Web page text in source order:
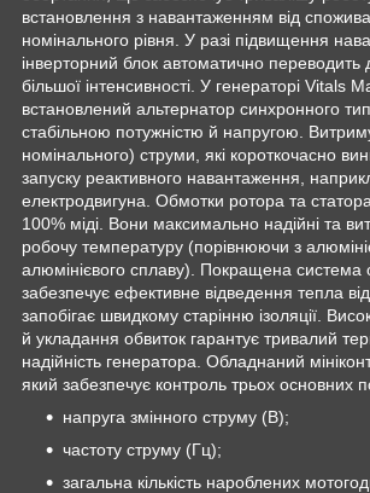
встановлення з навантаженням від
номінального рівня. У разі підвищення
інверторний блок автоматично переводить
більшої інтенсивності. У генераторі Vitals
встановлений альтернатор синхронного
стабільною потужністю й напругою.
номінального) струми, які короткочасно
запуску реактивного навантаження,
електродвигуна. Обмотки ротора та статора
100% міді. Вони максимально надійні та
робочу температуру (порівнюючи з
алюмінієвого сплаву). Покращена система
забезпечує ефективне відведення тепла
запобігає швидкому старінню ізоляції.
й укладання обвиток гарантує тривалий
надійність генератора. Обладнаний
який забезпечує контроль трьох основних
напруга змінного струму (В);
частоту струму (Гц);
загальна кількість нароблених